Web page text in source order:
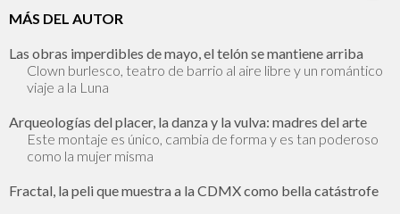
MÁS DEL AUTOR
Las obras imperdibles de mayo, el telón se mantiene arriba
Clown burlesco, teatro de barrio al aire libre y un romántico
viaje a la Luna
Arqueologías del placer, la danza y la vulva: madres del arte
Este montaje es único, cambia de forma y es tan poderoso
como la mujer misma
Fractal, la peli que muestra a la CDMX como bella catástrofe